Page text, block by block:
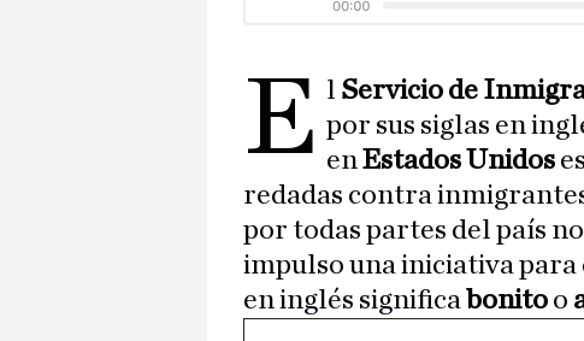
e l Servicio de
por sus siglas en
enEstados Unidos
redadas contra
por todas partes del país
impulso una iniciativa para
en inglés significabonito o